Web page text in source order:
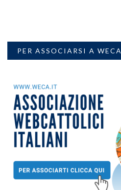
PER ASSOCIARSI A WECA